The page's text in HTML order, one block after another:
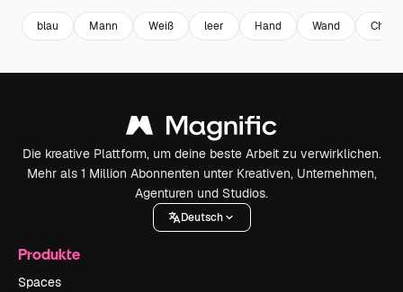
blau Mann Weiß leer Hand Wand
Die kreative Plattform, um deine beste Arbeit zu verwirklichen.
Mehr als 1 Million Abonnenten unter Kreativen, Unternehmen,
Agenturen und Studios.
Deutsch
Produkte
Spaces